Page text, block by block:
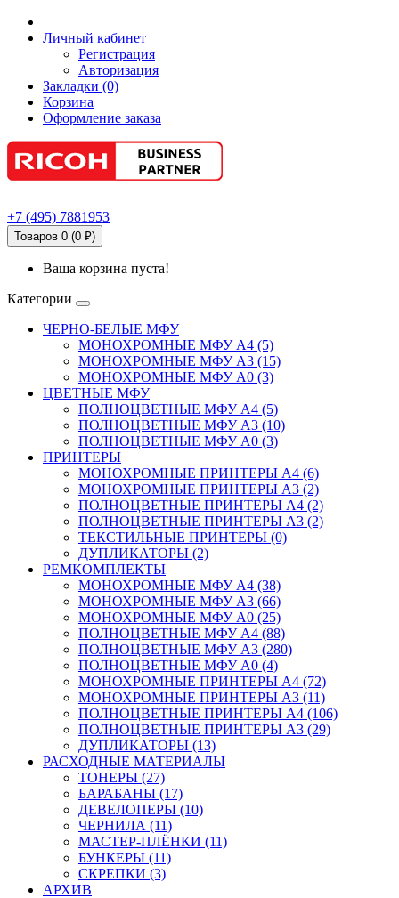
Личный кабинет
Регистрация
Авторизация
Закладки (0)
Корзина
Оформление заказа
+7 (495) 7881953
Товаров 0 (0 ₽)
Ваша корзина пуста!
Категории
ЧЕРНО-БЕЛЫЕ МФУ
МОНОХРОМНЫЕ МФУ А4 (5)
МОНОХРОМНЫЕ МФУ А3 (15)
МОНОХРОМНЫЕ МФУ А0 (3)
ЦВЕТНЫЕ МФУ
ПОЛНОЦВЕТНЫЕ МФУ А4 (5)
ПОЛНОЦВЕТНЫЕ МФУ А3 (10)
ПОЛНОЦВЕТНЫЕ МФУ А0 (3)
ПРИНТЕРЫ
МОНОХРОМНЫЕ ПРИНТЕРЫ А4 (6)
МОНОХРОМНЫЕ ПРИНТЕРЫ А3 (2)
ПОЛНОЦВЕТНЫЕ ПРИНТЕРЫ А4 (2)
ПОЛНОЦВЕТНЫЕ ПРИНТЕРЫ А3 (2)
ТЕКСТИЛЬНЫЕ ПРИНТЕРЫ (0)
ДУПЛИКАТОРЫ (2)
РЕМКОМПЛЕКТЫ
МОНОХРОМНЫЕ МФУ А4 (38)
МОНОХРОМНЫЕ МФУ А3 (66)
МОНОХРОМНЫЕ МФУ А0 (25)
ПОЛНОЦВЕТНЫЕ МФУ А4 (88)
ПОЛНОЦВЕТНЫЕ МФУ А3 (280)
ПОЛНОЦВЕТНЫЕ МФУ А0 (4)
МОНОХРОМНЫЕ ПРИНТЕРЫ А4 (72)
МОНОХРОМНЫЕ ПРИНТЕРЫ А3 (11)
ПОЛНОЦВЕТНЫЕ ПРИНТЕРЫ А4 (106)
ПОЛНОЦВЕТНЫЕ ПРИНТЕРЫ А3 (29)
ДУПЛИКАТОРЫ (13)
РАСХОДНЫЕ МАТЕРИАЛЫ
ТОНЕРЫ (27)
БАРАБАНЫ (17)
ДЕВЕЛОПЕРЫ (10)
ЧЕРНИЛА (11)
МАСТЕР-ПЛЁНКИ (11)
БУНКЕРЫ (11)
СКРЕПКИ (3)
АРХИВ